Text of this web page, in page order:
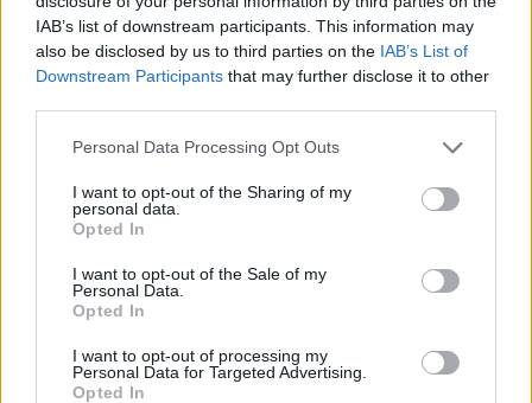
IAB’s list of downstream participants. This information may
also be disclosed by us to third parties on the IAB’s List of
Downstream Participants that may further disclose it to other
Personal Data Processing Opt Outs
I want to opt-out of the Sharing of my
personal data.
Opted In
I want to opt-out of the Sale of my
Personal Data.
Opted In
I want to opt-out of processing my
Personal Data for Targeted Advertising.
Opted In